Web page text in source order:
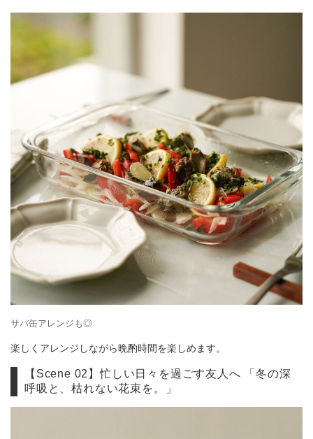
サバ缶アレンジも◎
楽しくアレンジしながら晩酌時間を楽しめます。
【Scene 02】忙しい日々を過ごす友人へ 「冬の深
呼吸と、枯れない花束を。」